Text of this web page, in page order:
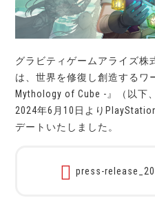
グラビティゲームアライズ株
は、世界を修復し創造するワ
Mythology of Cube -』（以下
2024年6月10日より
デートいたしました。
press-